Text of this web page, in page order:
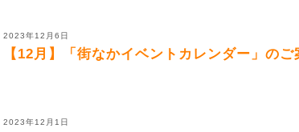
2023年12月6日
【12月】「街なかイベントカレンダー」のご
2023年12月1日